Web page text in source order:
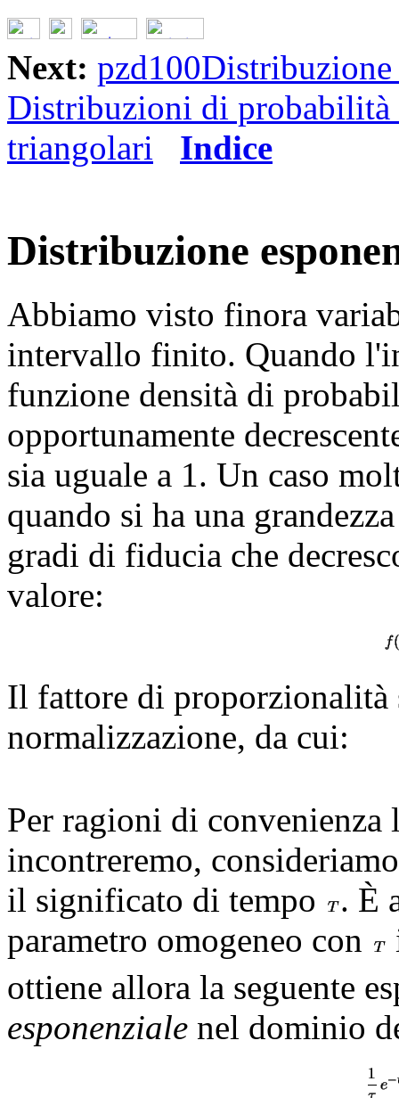
Next:
Distribuzioni di probabilità
triangolari
Indice
Distribuzione
Abbiamo visto finora
intervallo finito. Quando
funzione densità di
opportunamente
sia uguale a 1. Un caso
quando si ha una
gradi di fiducia che
valore:
Il fattore di
normalizzazione, da cui:
Per ragioni di convenienza
incontreremo,
il significato di tempo
. È
parametro omogeneo con
ottiene allora la seguente
esponenziale nel dominio